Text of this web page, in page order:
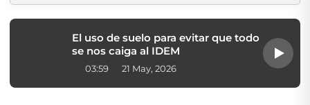
El uso de suelo para evitar que todo
se nos caiga al IDEM
03:59 21 May, 2026